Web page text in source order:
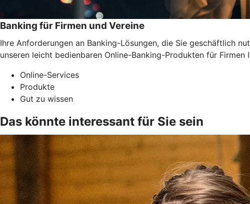
Banking für Firmen und Vereine
Ihre Anforderungen an Banking-Lösungen, die Sie geschäftlich
unseren leicht bedienbaren Online-Banking-Produkten für
Online-Services
Produkte
Gut zu wissen
Das könnte interessant für Sie sein